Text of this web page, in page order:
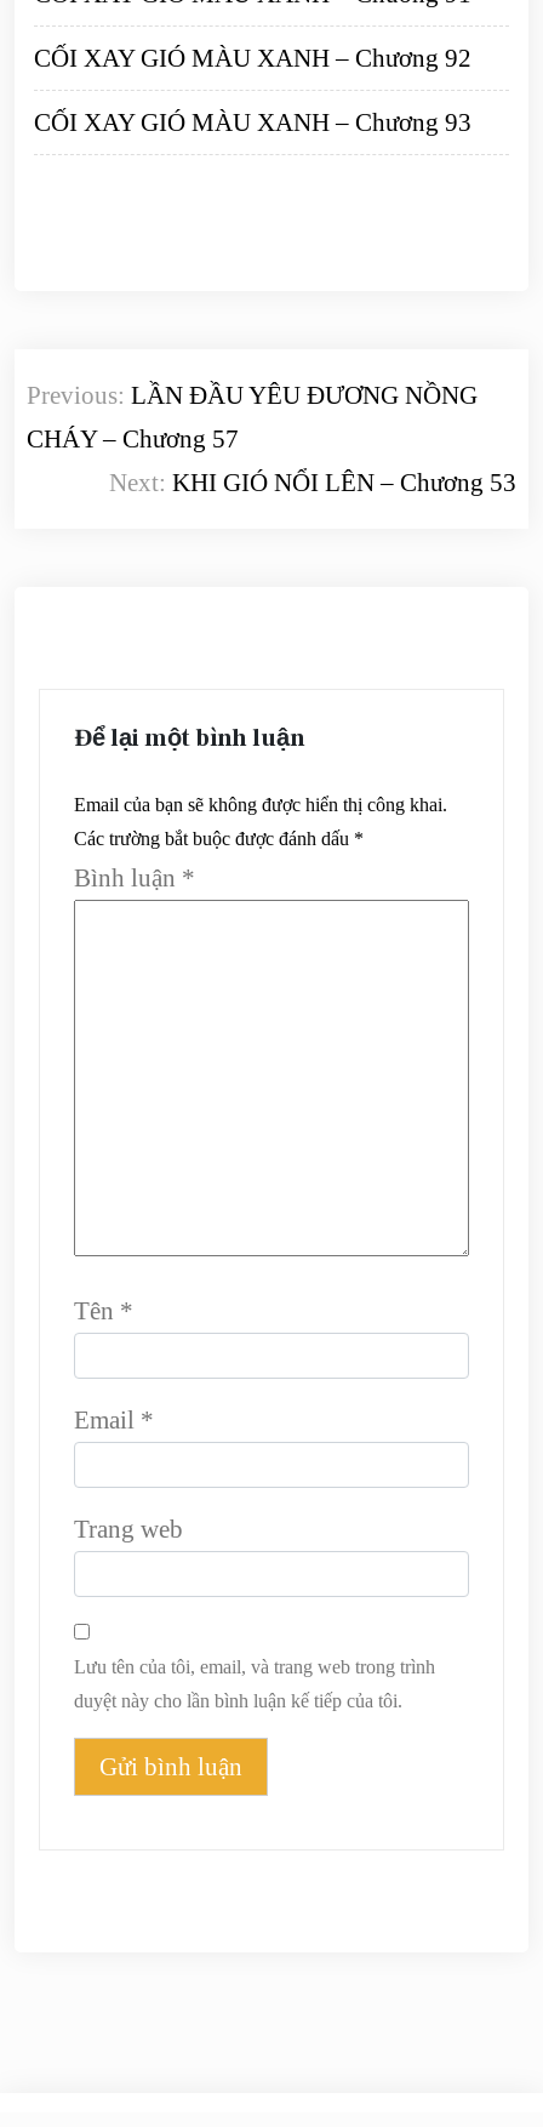
CỐI XAY GIÓ MÀU XANH – Chương 92
CỐI XAY GIÓ MÀU XANH – Chương 93
hướng
bài
Previous: LẦN ĐẦU YÊU ĐƯƠNG NỒNG
CHÁY – Chương 57
Next: KHI GIÓ NỔI LÊN – Chương 53
Để lại một bình luận
Email của bạn sẽ không được hiển thị công khai.
Các trường bắt buộc được đánh dấu *
Bình luận *
Tên *
Email *
Trang web
Lưu tên của tôi, email, và trang web trong trình
duyệt này cho lần bình luận kế tiếp của tôi.